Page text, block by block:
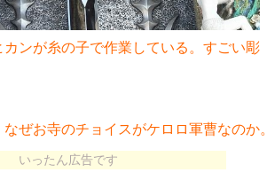
ンが糸の子で作業している。すごい彫
ぜお寺のチョイスがケロロ軍曹なのか
いったん広告です